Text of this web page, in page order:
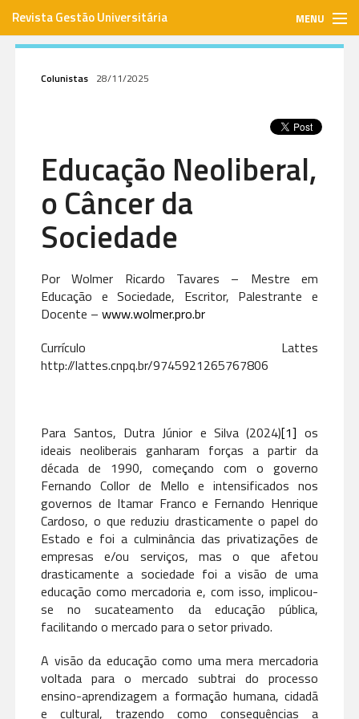
Revista Gestão Universitária MENU
Envie seu artigo
Assinar
Contato
Colunistas 28/11/2025
Educação Neoliberal,
o Câncer da
Sociedade
Por Wolmer Ricardo Tavares – Mestre em
Educação e Sociedade, Escritor, Palestrante e
Docente –www.wolmer.pro.br
Currículo Lattes
http://lattes.cnpq.br/9745921265767806
Para Santos, Dutra Júnior e Silva (2024)[1] os
ideais neoliberais ganharam forças a partir da
década de 1990, começando com o governo
Fernando Collor de Mello e intensificados nos
governos de Itamar Franco e Fernando Henrique
Cardoso, o que reduziu drasticamente o papel do
Estado e foi a culminância das privatizações de
empresas e/ou serviços, mas o que afetou
drasticamente a sociedade foi a visão de uma
educação como mercadoria e, com isso, implicou-
se no sucateamento da educação pública,
facilitando o mercado para o setor privado.
A visão da educação como uma mera mercadoria
voltada para o mercado subtrai do processo
ensino-aprendizagem a formação humana, cidadã
e cultural, trazendo como consequências a